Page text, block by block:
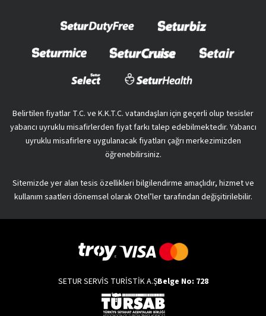
Belirtilen fiyatlar T.C. ve K.K.T.C. vatandaşları için geçerli olup tesisler
yabancı uyruklu misafirlerden fiyat farkı talep edebilmektedir. Yabancı
uyruklu misafirlere uygulanacak fiyatları çağrı merkezimizden
öğrenebilirsiniz.
Sitemizde yer alan tesis özellikleri bilgilendirme amaçlıdır, hizmet ve
kullanım saatleri dönemsel olarak Otel’ler tarafından değişitirilebilir.
SETUR SERVİS TURİSTİK A.ŞBelge No: 728